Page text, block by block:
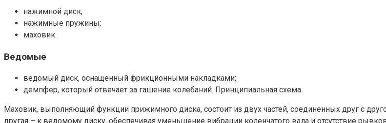
нажимной диск;
нажимные пружины;
маховик.
Ведомые
ведомый диск, оснащенный фрикционными накладками;
демпфер, который отвечает за гашение колебаний. Принципиальная схема
Маховик, выполняющий функции прижимного диска, состоит из двух частей, соединенных друг с
другая – к ведомому диску, обеспечивая уменьшение вибрации коленчатого вала и отсутствие